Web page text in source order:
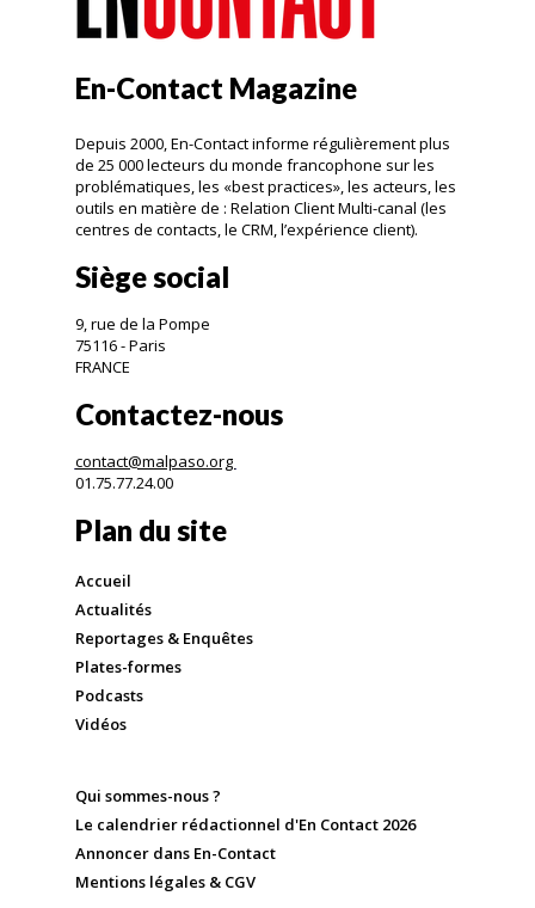
En-Contact Magazine
Depuis 2000, En-Contact informe régulièrement plus
de 25 000 lecteurs du monde francophone sur les
problématiques, les «best practices», les acteurs, les
outils en matière de : Relation Client Multi-canal (les
centres de contacts, le CRM, l’expérience client).
Siège social
9, rue de la Pompe
75116 - Paris
FRANCE
Contactez-nous
contact@malpaso.org
01.75.77.24.00
Plan du site
Accueil
Actualités
Reportages & Enquêtes
Plates-formes
Podcasts
Vidéos
Qui sommes-nous ?
Le calendrier rédactionnel d'En Contact 2026
Annoncer dans En-Contact
Mentions légales & CGV